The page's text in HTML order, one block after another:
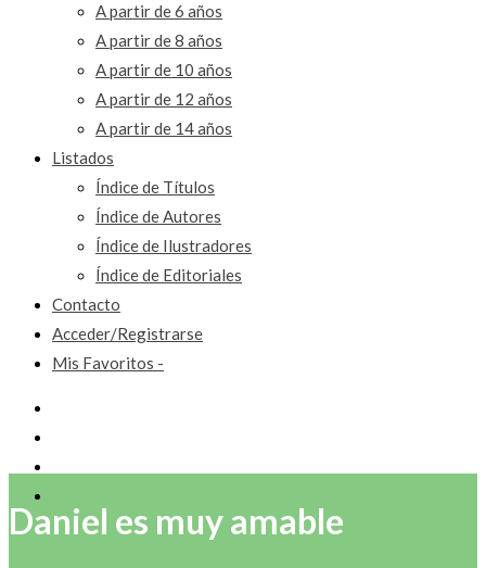
A partir de 6 años
A partir de 8 años
A partir de 10 años
A partir de 12 años
A partir de 14 años
Listados
Índice de Títulos
Índice de Autores
Índice de Ilustradores
Índice de Editoriales
Contacto
Acceder/Registrarse
Mis Favoritos -
Daniel es muy amable